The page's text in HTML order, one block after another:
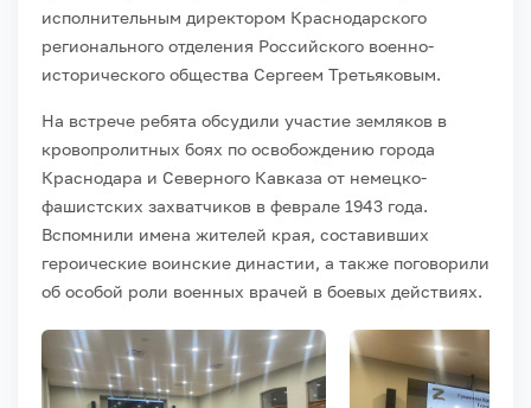
исполнительным директором Краснодарского
регионального отделения Российского военно-
исторического общества Сергеем Третьяковым.
На встрече ребята обсудили участие земляков в
кровопролитных боях по освобождению города
Краснодара и Северного Кавказа от немецко-
фашистских захватчиков в феврале 1943 года.
Вспомнили имена жителей края, составивших
героические воинские династии, а также поговорили
об особой роли военных врачей в боевых действиях.